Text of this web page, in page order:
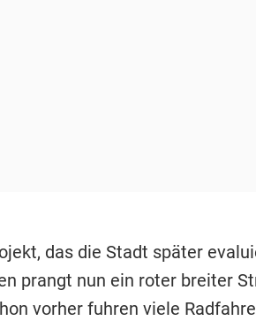
das die Stadt später
prangt nun ein roter breiter
vorher fuhren viele